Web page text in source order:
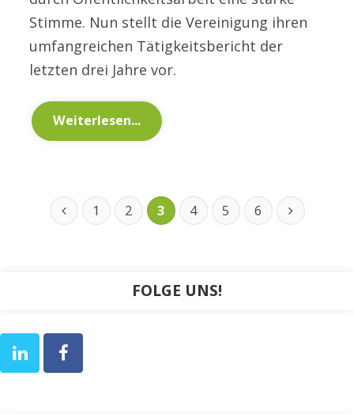
Stimme. Nun stellt die Vereinigung ihren
umfangreichen Tätigkeitsbericht der
letzten drei Jahre vor.
Weiterlesen...
1 2 3 4 5 6
FOLGE UNS!